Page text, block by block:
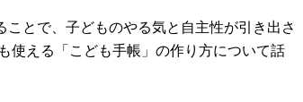
とで、子どものやる気と自主性が引き出さ
使える「こども手帳」の作り方について話